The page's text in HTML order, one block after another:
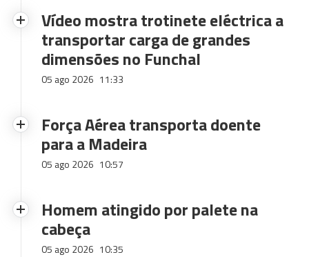
Vídeo mostra trotinete eléctrica a
transportar carga de grandes
dimensões no Funchal
05 ago 2026 11:33
Força Aérea transporta doente
para a Madeira
05 ago 2026 10:57
Homem atingido por palete na
cabeça
05 ago 2026 10:35